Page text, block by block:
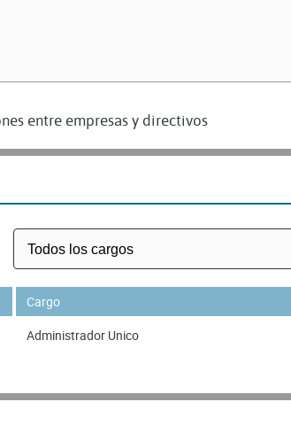
entre empresas y directivos
Cargo
Administrador Unico